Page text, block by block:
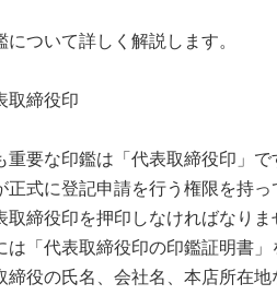
ついて詳しく解説します。
取締役印
要な印鑑は「代表取締役印」で
正式に登記申請を行う権限を持
締役印を押印しなければなりま
は「代表取締役印の印鑑証明書
締役の氏名、会社名、本店所在